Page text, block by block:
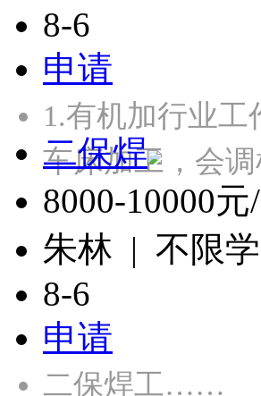
8-6
申请
1.有机加行业
车床加工，会
二保焊
8000-10000元
朱林 | 不限
8-6
申请
二保焊工……